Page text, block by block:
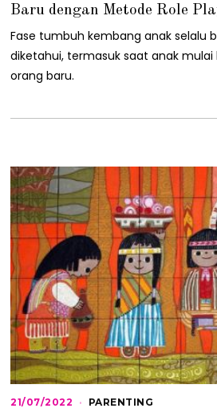
0
7
/
2
0
2
Baru dengan Metode Role
Fase tumbuh kembang anak selalu
diketahui, termasuk saat anak
orang baru.
21/07/2022 PARENTING